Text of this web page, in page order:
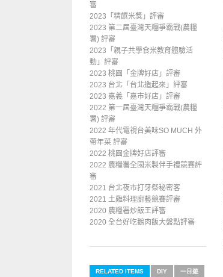
審
2023「精饌米獎」評審
2023 第二屆臺灣天糰爭霸戰(農糧
署) 評審
2023「親子共學食米教育體驗活
動」評審
2023 桃園「金牌好店」評審
2023 台北「台北造起來」評審
2023 嘉義「嘉市好店」評審
2022 第一屆臺灣天糰爭霸戰(農糧
署) 評審
2022 年代電視台美味SO MUCH 外
帶年菜 評審
2022 桃園金牌好店評審
2022 農糧署全國米製伴手禮競賽評
審
2021 台北夜市打牙祭秘密客
2021 土雞料理廚藝競賽評審
2020 農糧署炒飯王評審
2020 全台好吃鵝肉飯大盤點評審
RELATED ITEMS DIY 一日遊